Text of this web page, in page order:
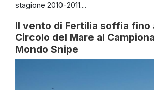
stagione 2010-2011....
Il vento di Fertilia soffia fino
Circolo del Mare al
Mondo Snipe